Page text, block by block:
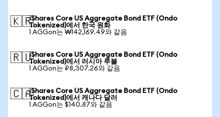
🇰🇷iShares Core US Aggregate Bond ETF (Ondo
Tokenized)에서 한국 원화
1 AGGon는 ₩142,169.49와 같음
🇷🇺iShares Core US Aggregate Bond ETF (Ondo
Tokenized)에서 러시아 루블
1 AGGon는 ₽8,307.26와 같음
🇨🇦iShares Core US Aggregate Bond ETF (Ondo
Tokenized)에서 캐나다 달러
1 AGGon는 $140.87와 같음